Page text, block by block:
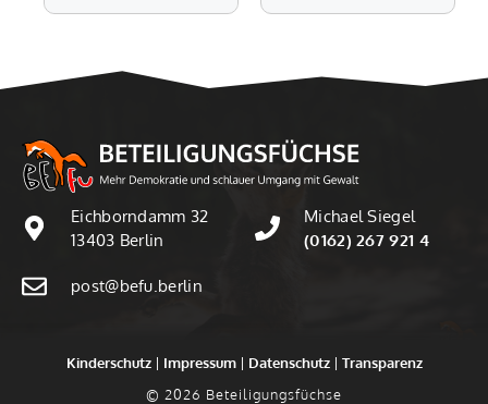
Eichborndamm 32
13403 Berlin
Michael Siegel
(0162) 267 921 4
post@befu.berlin
Kinderschutz| Impressum| Datenschutz| Transparenz
© 2026 Beteiligungsfüchse